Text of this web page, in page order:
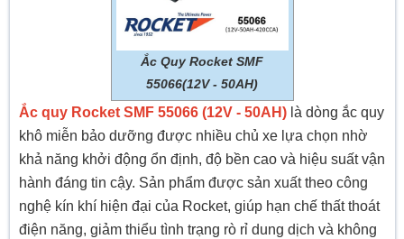
Ắc Quy Rocket SMF
55066(12V - 50AH)
Ắc quy Rocket SMF 55066 (12V - 50AH)là dòng ắc quy
khô miễn bảo dưỡng được nhiều chủ xe lựa chọn nhờ
khả năng khởi động ổn định, độ bền cao và hiệu suất vận
hành đáng tin cậy. Sản phẩm được sản xuất theo công
nghệ kín khí hiện đại của Rocket, giúp hạn chế thất thoát
điện năng, giảm thiểu tình trạng rò rỉ dung dịch và không